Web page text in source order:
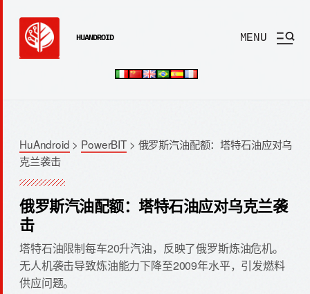
HUANDROID MENU
HuAndroid > PowerBIT> 俄罗斯汽油配额：塔特石油应对乌
克兰袭击
俄罗斯汽油配额：塔特石油应对乌克兰袭
击
塔特石油限制每车20升汽油，反映了俄罗斯炼油危机。
无人机袭击导致炼油能力下降至2009年水平，引发燃料
供应问题。